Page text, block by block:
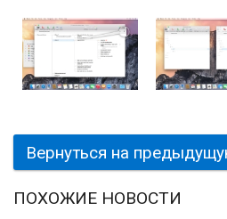
Вернуться на
ПОХОЖИЕ НОВОСТИ